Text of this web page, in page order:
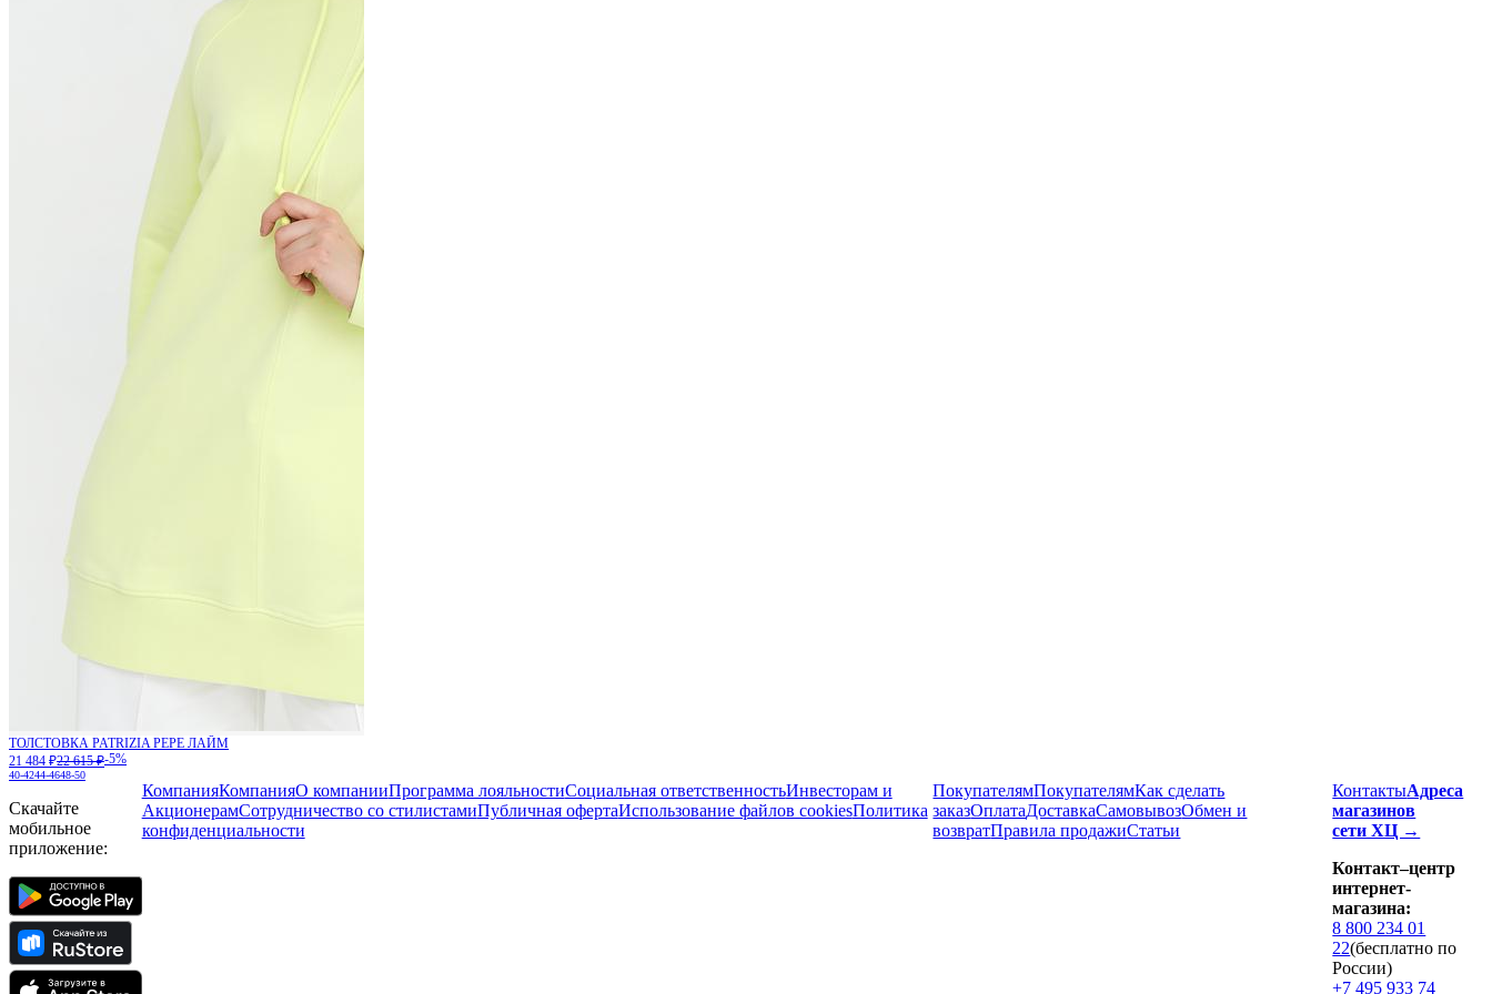
ТОЛСТОВКА PATRIZIA PEPE ЛАЙМ
21 484 ₽22 615 ₽-5%
40-4244-4648-50
Скачайте
мобильное
приложение:
КомпанияКомпанияО компанииПрограмма лояльностиСоциальная ответственностьИнвесторам и
АкционерамСотрудничество со стилистамиПубличная офертаИспользование файлов cookiesПолитика
конфиденциальности
ПокупателямПокупателямКак сделать
заказОплатаДоставкаCамовывозОбмен и
возвратПравила продажиСтатьи
КонтактыАдреса
магазинов
сети ХЦ →
Контакт–центр
интернет-
магазина:
8 800 234 01
22(бесплатно по
России)
+7 495 933 74